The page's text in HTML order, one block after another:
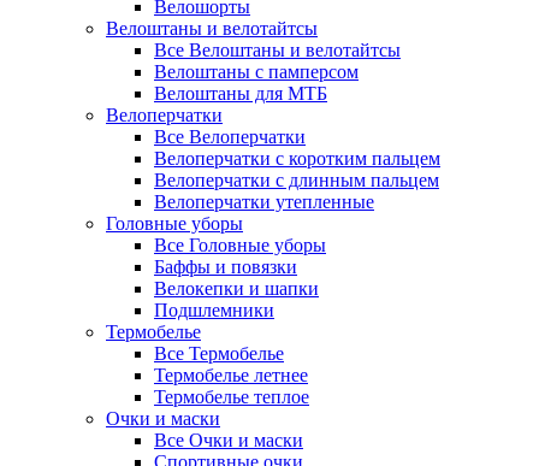
Велошорты
Велоштаны и велотайтсы
Все Велоштаны и велотайтсы
Велоштаны с памперсом
Велоштаны для МТБ
Велоперчатки
Все Велоперчатки
Велоперчатки с коротким пальцем
Велоперчатки с длинным пальцем
Велоперчатки утепленные
Головные уборы
Все Головные уборы
Баффы и повязки
Велокепки и шапки
Подшлемники
Термобелье
Все Термобелье
Термобелье летнее
Термобелье теплое
Очки и маски
Все Очки и маски
Спортивные очки